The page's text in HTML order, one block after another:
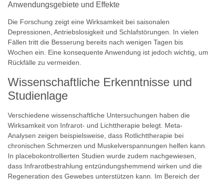
Anwendungsgebiete und Effekte
Die Forschung zeigt eine Wirksamkeit bei saisonalen
Depressionen, Antriebslosigkeit und Schlafstörungen. In vielen
Fällen tritt die Besserung bereits nach wenigen Tagen bis
Wochen ein. Eine konsequente Anwendung ist jedoch wichtig, um
Rückfälle zu vermeiden.
Wissenschaftliche Erkenntnisse und
Studienlage
Verschiedene wissenschaftliche Untersuchungen haben die
Wirksamkeit von Infrarot- und Lichttherapie belegt. Meta-
Analysen zeigen beispielsweise, dass Rotlichttherapie bei
chronischen Schmerzen und Muskelverspannungen helfen kann.
In placebokontrollierten Studien wurde zudem nachgewiesen,
dass Infrarotbestrahlung entzündungshemmend wirken und die
Regeneration des Gewebes unterstützen kann. Im Bereich der